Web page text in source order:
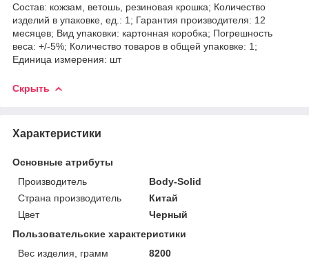
Состав: кожзам, ветошь, резиновая крошка; Количество
изделий в упаковке, ед.: 1; Гарантия производителя: 12
месяцев; Вид упаковки: картонная коробка; Погрешность
веса: +/-5%; Количество товаров в общей упаковке: 1;
Единица измерения: шт
Скрыть
Характеристики
Основные атрибуты
Производитель
Body-Solid
Страна производитель
Китай
Цвет
Черный
Пользовательские характеристики
Вес изделия, грамм
8200